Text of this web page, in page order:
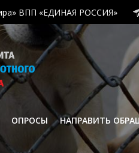
ВПП «ЕДИНАЯ РОССИЯ»
ОПРОСЫ НАПРАВИТЬ